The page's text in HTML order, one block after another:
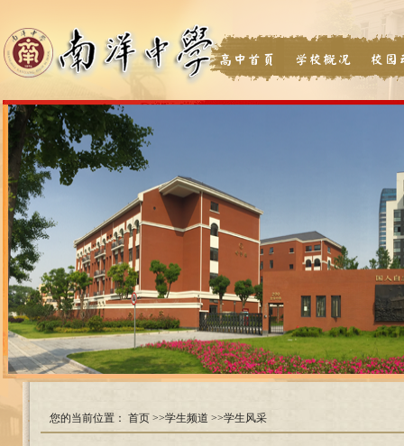
高中首页 学校概况 校园
您的当前位置： 首页 >>学生频道 >>学生风采